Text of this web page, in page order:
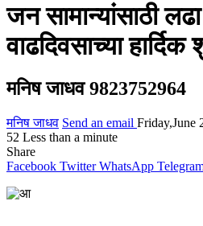
जन सामान्यांसाठी
वाढदिवसाच्या
मनिष जाधव 9823752964
मनिष जाधव Send an email Friday,June
52 Less than a minute
Share
Facebook Twitter WhatsApp